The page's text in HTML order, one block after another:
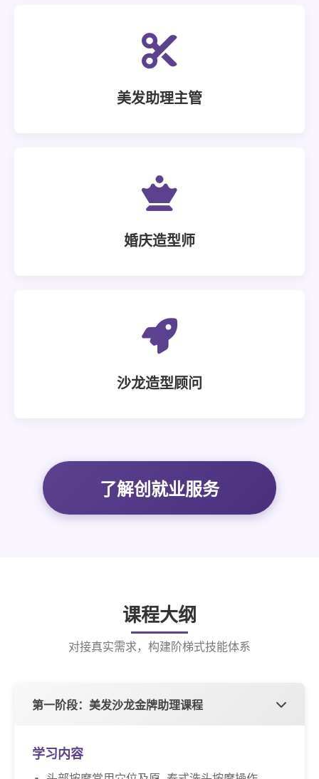
美发助理主管
婚庆造型师
沙龙造型顾问
了解创就业服务
课程大纲
对接真实需求，构建阶梯式技能体系
第一阶段：美发沙龙金牌助理课程
学习内容